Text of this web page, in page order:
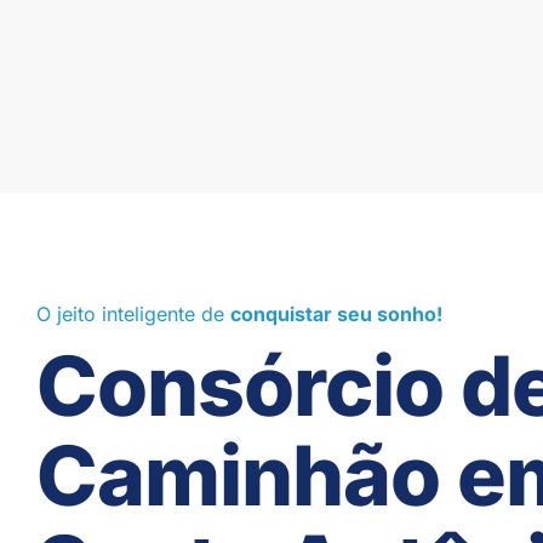
O jeito inteligente de conquistar seu sonho!
Consórcio
Caminhão